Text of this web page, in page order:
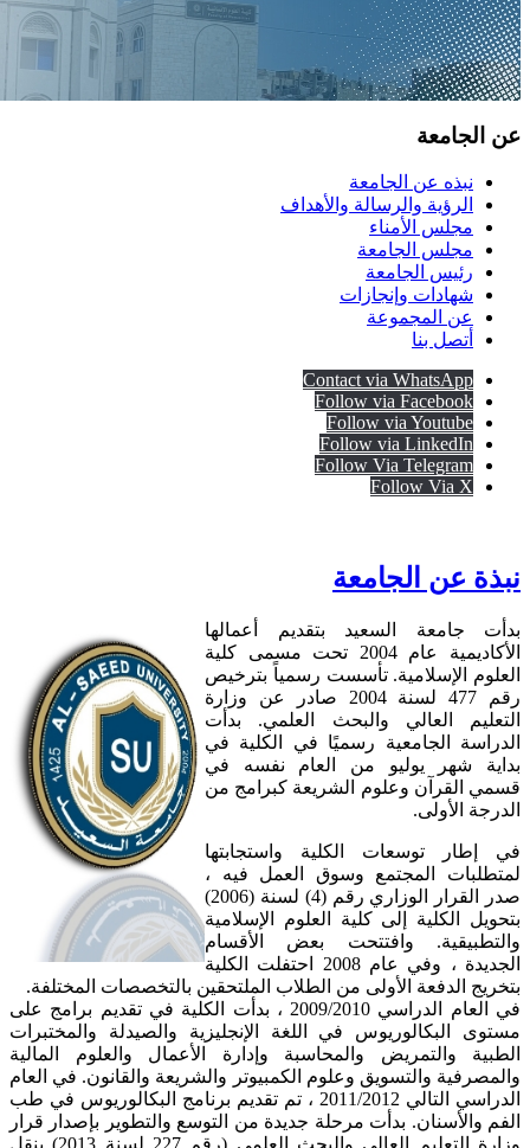
عن الجامعة
نبذه عن الجامعة
الرؤية والرسالة والأهداف
مجلس الأمناء
مجلس الجامعة
رئيس الجامعة
شهادات وإنجازات
عن المجموعة
أتصل بنا
Contact via WhatsApp
Follow via Facebook
Follow via Youtube
Follow via LinkedIn
Follow Via Telegram
Follow Via X
نبذة عن الجامعة
بدأت جامعة السعيد بتقديم أعمالها
الأكاديمية عام 2004 تحت مسمى كلية
العلوم الإسلامية. تأسست رسمياً بترخيص
رقم 477 لسنة 2004 صادر عن وزارة
التعليم العالي والبحث العلمي. بدأت
الدراسة الجامعية رسميًا في الكلية في
بداية شهر يوليو من العام نفسه في
قسمي القرآن وعلوم الشريعة كبرامج من
الدرجة الأولى.
في إطار توسعات الكلية واستجابتها
لمتطلبات المجتمع وسوق العمل فيه ،
صدر القرار الوزاري رقم (4) لسنة (2006)
بتحويل الكلية إلى كلية العلوم الإسلامية
والتطبيقية. وافتتحت بعض الأقسام
الجديدة ، وفي عام 2008 احتفلت الكلية
بتخريج الدفعة الأولى من الطلاب الملتحقين بالتخصصات المختلفة.
في العام الدراسي 2009/2010 ، بدأت الكلية في تقديم برامج على
مستوى البكالوريوس في اللغة الإنجليزية والصيدلة والمختبرات
الطبية والتمريض والمحاسبة وإدارة الأعمال والعلوم المالية
والمصرفية والتسويق وعلوم الكمبيوتر والشريعة والقانون. في العام
الدراسي التالي 2011/2012 ، تم تقديم برنامج البكالوريوس في طب
الفم والأسنان. بدأت مرحلة جديدة من التوسع والتطوير بإصدار قرار